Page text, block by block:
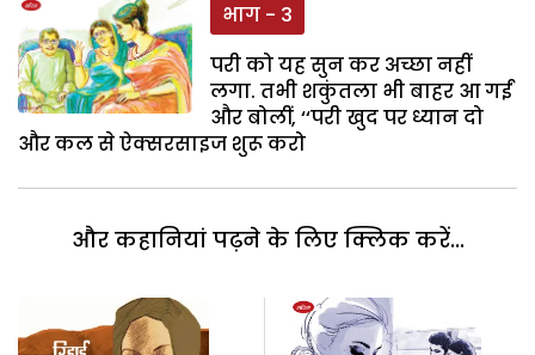
भाग - 3
परी को यह सुन कर अच्छा नहीं
लगा. तभी शकुंतला भी बाहर आ गईं
और बोलीं, ‘‘परी खुद पर ध्यान दो
और कल से ऐक्सरसाइज शुरू करो
और कहानियां पढ़ने के लिए क्लिक करें...